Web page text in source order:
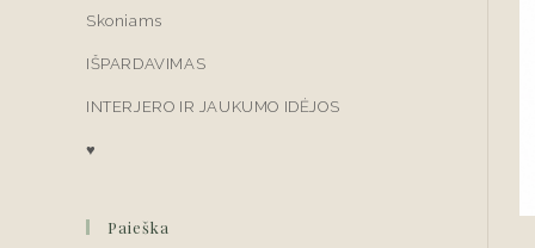
Skoniams
IŠPARDAVIMAS
INTERJERO IR JAUKUMO IDĖJOS
♥
Paieška